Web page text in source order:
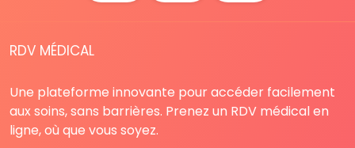
RDV MÉDICAL
Une plateforme innovante pour accéder facilement
aux soins, sans barrières. Prenez un RDV médical en
ligne, où que vous soyez.